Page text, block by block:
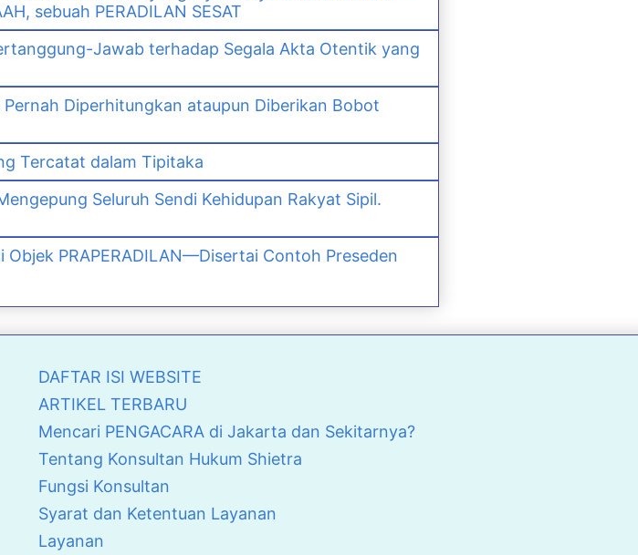
sebuah PERADILAN SESAT
Jawab terhadap Segala Akta Otentik yang
Diperhitungkan ataupun Diberikan Bobot
Tercatat dalam Tipitaka
Seluruh Sendi Kehidupan Rakyat Sipil.
PRAPERADILAN—Disertai Contoh Preseden
DAFTAR ISI WEBSITE
ARTIKEL TERBARU
Mencari PENGACARA di Jakarta dan Sekitarnya?
Tentang Konsultan Hukum Shietra
Fungsi Konsultan
Syarat dan Ketentuan Layanan
Layanan